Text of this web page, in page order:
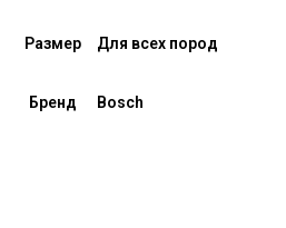
Размер Для всех пород
Бренд Bosch